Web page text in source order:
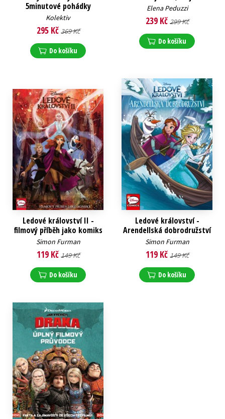
5minutové pohádky
Kolektiv
295 Kč 369 Kč
Do košíku
Elena Peduzzi
239 Kč 299 Kč
Do košíku
Ledové království II -
filmový příběh jako komiks
Simon Furman
119 Kč 149 Kč
Do košíku
Ledové království -
Arendellská dobrodružství
Simon Furman
119 Kč 149 Kč
Do košíku